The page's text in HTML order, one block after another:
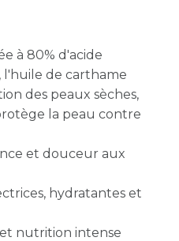
à 80% d'acide
l'huile de carthame
des peaux sèches,
la peau contre
et douceur aux
hydratantes et
nutrition intense